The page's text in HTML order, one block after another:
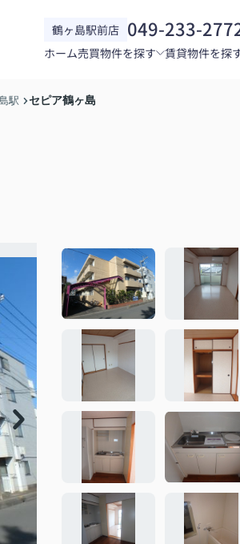
鶴ヶ島駅前店 049-233-
ホーム売買物件を探す 賃貸物件を探
駅 セピア鶴ヶ島